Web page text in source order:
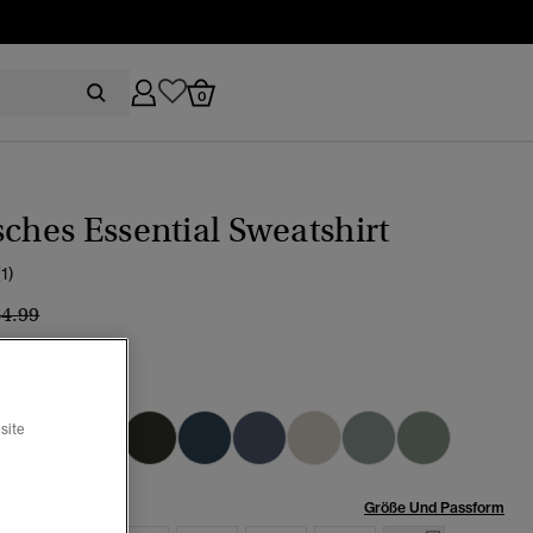
0
Essential Sweatshirt
wurde reduziert von
bis
Ausgewählt
Größe Und Passform